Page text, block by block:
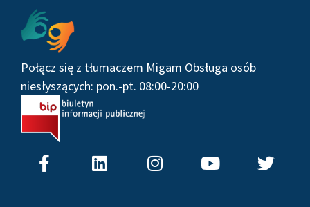
Połącz się z tłumaczem Migam Obsługa osób
niesłyszących: pon.-pt. 08:00-20:00
F
a
L
i
I
n o w